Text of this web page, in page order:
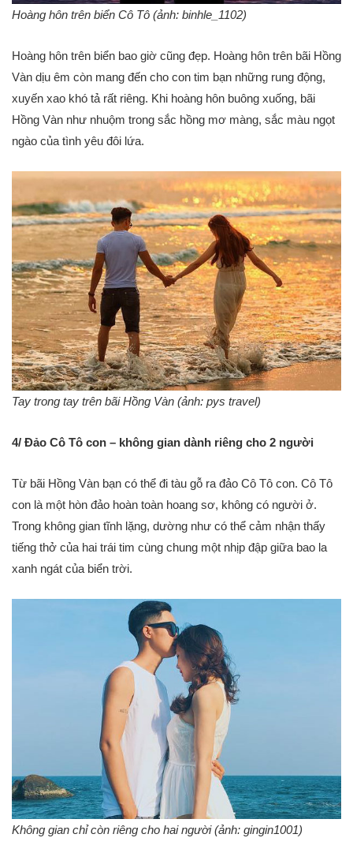
Hoàng hôn trên biển Cô Tô (ảnh: binhle_1102)
Hoàng hôn trên biển bao giờ cũng đẹp. Hoàng hôn trên bãi Hồng
Vàn dịu êm còn mang đến cho con tim bạn những rung động,
xuyến xao khó tả rất riêng. Khi hoàng hôn buông xuống, bãi
Hồng Vàn như nhuộm trong sắc hồng mơ màng, sắc màu ngọt
ngào của tình yêu đôi lứa.
Tay trong tay trên bãi Hồng Vàn (ảnh: pys travel)
4/ Đảo Cô Tô con – không gian dành riêng cho 2 người
Từ bãi Hồng Vàn bạn có thể đi tàu gỗ ra đảo Cô Tô con. Cô Tô
con là một hòn đảo hoàn toàn hoang sơ, không có người ở.
Trong không gian tĩnh lặng, dường như có thể cảm nhận thấy
tiếng thở của hai trái tim cùng chung một nhịp đập giữa bao la
xanh ngát của biển trời.
Không gian chỉ còn riêng cho hai người (ảnh: gingin1001)